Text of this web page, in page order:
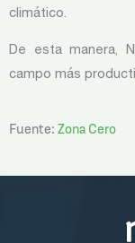
climático.
De esta manera,
campo más
Fuente: Zona Cero